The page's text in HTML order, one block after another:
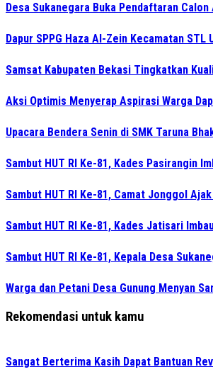
Desa Sukanegara Buka Pendaftaran
Dapur SPPG Haza Al-Zein Kecamatan
Samsat Kabupaten Bekasi Tingkatkan
Aksi Optimis Menyerap Aspirasi Warga
Upacara Bendera Senin di SMK Taruna
Sambut HUT RI Ke-81, Kades Pasirangin
Sambut HUT RI Ke-81, Camat Jonggol
Sambut HUT RI Ke-81, Kades Jatisari
Sambut HUT RI Ke-81, Kepala Desa
Warga dan Petani Desa Gunung Menyan
Rekomendasi untuk kamu
Sangat Berterima Kasih Dapat Bantuan